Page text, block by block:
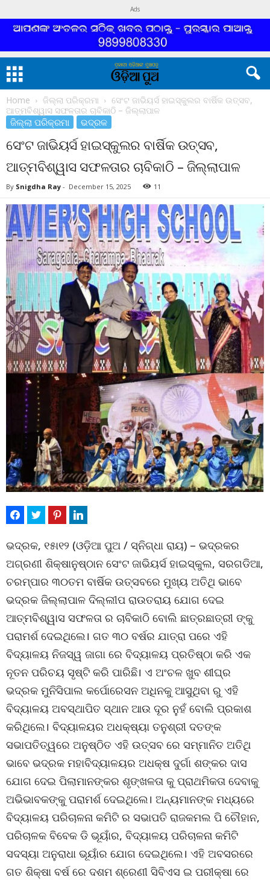
Ads
Home ଜିଲ୍ଲା ପରିକ୍ରମା
ସେଂଟ ଜାଭିୟର୍ସ ହାଇସ୍କୁଲର ବାର୍ଷିକ ଉତ୍ସବ,
ଆତ୍ମବିଶ୍ୱାସ ସଫଳତାର ଚାବିକାଠି – ଜିଲ୍ଲାପାଳ
ଜିଲ୍ଲା ପରିକ୍ରମା ଭଦ୍ରକ
ସେଂଟ ଜାଭିୟର୍ସ ହାଇସ୍କୁଲର ବାର୍ଷିକ ଉତ୍ସବ,
ଆତ୍ମବିଶ୍ୱାସ ସଫଳତାର ଚାବିକାଠି – ଜିଲ୍ଲାପାଳ
By Snigdha Ray - December 15, 2025 11
ଭଦ୍ରକ, ୧୫ା୧୨ (ଓଡ଼ିଆ ପୁଅ / ସ୍ନିଗ୍ଧା ରାୟ) – ଭଦ୍ରକର
ଅଗ୍ରଣୀ ଶିକ୍ଷାନୁଷ୍ଠାନ ସେଂଟ ଜାଭିୟର୍ସ ହାଇସ୍କୁଲ, ସରଗଡିଆ,
ଚରମ୍ପାର ୩୦ତମ ବାର୍ଷିକ ଉତ୍ସବରେ ମୁଖ୍ୟ ଅତିଥି ଭାବେ
ଭଦ୍ରକ ଜିଲ୍ଲାପାଳ ଦିଲ୍ଲୀପ ରାଉତରାୟ ଯୋଗ ଦେଇ
ଆତ୍ମବିଶ୍ୱାସ ସଫଳତା ର ଚାବିକାଠି ବୋଲି ଛାତ୍ରଛାତ୍ରୀ ଙ୍କୁ
ପରାମର୍ଶ ଦେଇଥିଲେ। ଗତ ୩୦ ବର୍ଷର ଯାତ୍ରା ପରେ ଏହି
ବିଦ୍ୟାଳୟ ନିଜସ୍ୱ ଜାଗା ରେ ବିଦ୍ୟାଳୟ ପ୍ରତିଷ୍ଠା କରି ଏକ
ନୂତନ ପରିଚୟ ସୃଷ୍ଟି କରି ପାରିଛି। ଏ ଅଂଚଳ ଖୁବ ଶୀଘ୍ର
ଭଦ୍ରକ ମୁନିସିପାଲ କର୍ପୋରେସନ ଅଧିନକୁ ଆସୁଥିବା ରୁ ଏହି
ବିଦ୍ୟାଳୟ ଅବସ୍ଥାପିତ ସ୍ଥାନ ଆଉ ଦୂର ନୁହଁ ବୋଲି ପ୍ରକାଶ
କରିଥିଲେ। ବିଦ୍ୟାଳୟର ଅଧକ୍ଷ୍ୟା ତନୁଶ୍ରୀ ଦତଙ୍କ
ସଭାପତିତ୍ୱରେ ଅନୁଷ୍ଠିତ ଏହି ଉତ୍ସବ ରେ ସମ୍ମାନିତ ଅତିଥି
ଭାବେ ଭଦ୍ରକ ମହାବିଦ୍ୟାଳୟର ଅଧକ୍ଷ ଦୁର୍ଗା ଶଙ୍କର ଦାସ
ଯୋଗ ଦେଇ ପିଲାମାନଙ୍କର ଶୃଙ୍ଖଳତା କୁ ପ୍ରାଥମିକତା ଦେବାକୁ
ଅଭିଭାବକଙ୍କୁ ପରାମର୍ଶ ଦେଇଥିଲେ। ଅନ୍ୟମାନଙ୍କ ମଧ୍ୟରେ
ବିଦ୍ୟାଳୟ ପରିଚାଳନା କମିଟି ର ସଭାପତି ରାଜକମଲ ପି ଚୌହାନ,
ପରିଚାଳକ ବିବେକ ଡି ଭୂୟାଁର, ବିଦ୍ୟାଳୟ ପରିଚାଳନା କମିଟି
ସଦସ୍ୟା ଅନୁରାଧା ଭୂୟାଁର ଯୋଗ ଦେଇଥିଲେ। ଏହି ଅବସରରେ
ଗତ ଶିକ୍ଷା ବର୍ଷ ରେ ଦଶମ ଶ୍ରେଣୀ ସିବିଏସ ଇ ପରୀକ୍ଷା ରେ